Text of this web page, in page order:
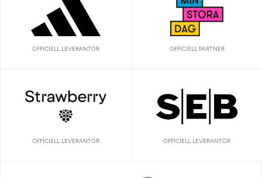
OFFICIELL LEVERANTÖR OFFICIELL PARTNER
OFFICIELL LEVERANTÖR OFFICIELL LEVERANTÖR